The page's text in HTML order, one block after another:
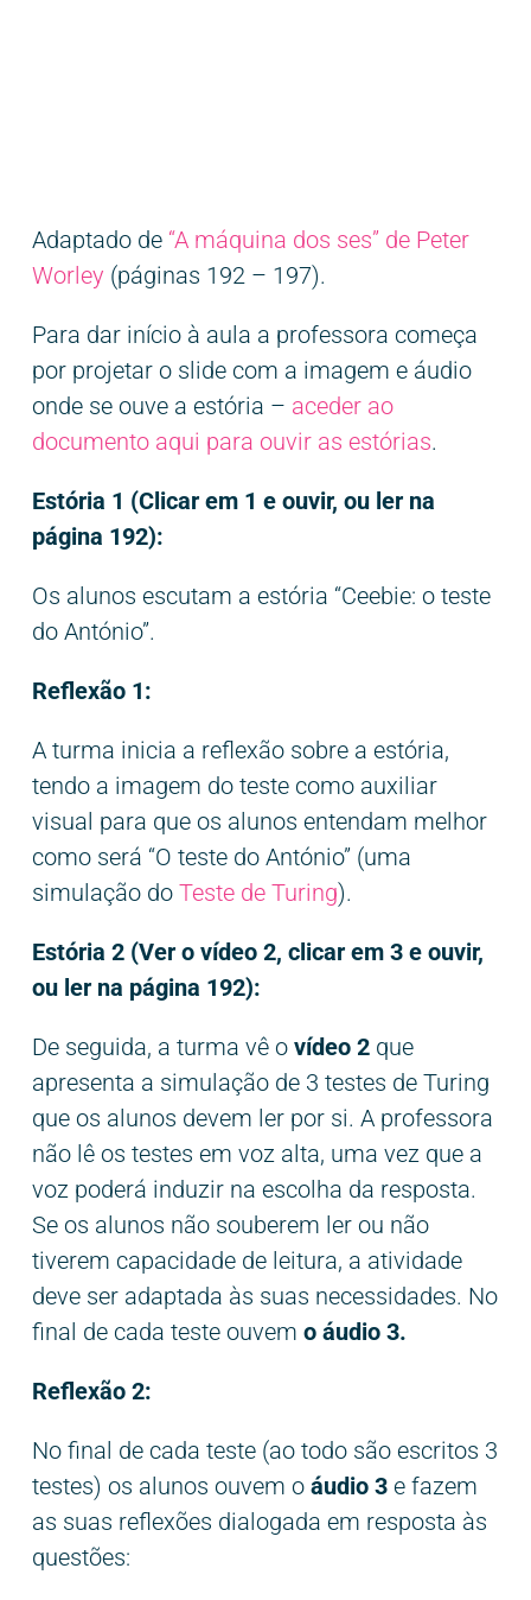
Adaptado de “A máquina dos ses” de Peter
Worley (páginas 192 – 197).
Para dar início à aula a professora começa
por projetar o slide com a imagem e áudio
onde se ouve a estória – aceder ao
documento aqui para ouvir as estórias.
Estória 1 (Clicar em 1 e ouvir, ou ler na
página 192):
Os alunos escutam a estória “Ceebie: o teste
do António”.
Reflexão 1:
A turma inicia a reflexão sobre a estória,
tendo a imagem do teste como auxiliar
visual para que os alunos entendam melhor
como será “O teste do António” (uma
simulação doTeste de Turing).
Estória 2 (Ver o vídeo 2, clicar em 3 e ouvir,
ou ler na página 192):
De seguida, a turma vê o vídeo 2 que
apresenta a simulação de 3 testes de Turing
que os alunos devem ler por si. A professora
não lê os testes em voz alta, uma vez que a
voz poderá induzir na escolha da resposta.
Se os alunos não souberem ler ou não
tiverem capacidade de leitura, a atividade
deve ser adaptada às suas necessidades. No
final de cada teste ouvemo áudio 3.
Reflexão 2:
No final de cada teste (ao todo são escritos 3
testes) os alunos ouvem oáudio 3 e fazem
as suas reflexões dialogada em resposta às
questões: